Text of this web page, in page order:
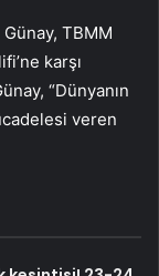
TBMM
karşı
“Dünyanın
veren